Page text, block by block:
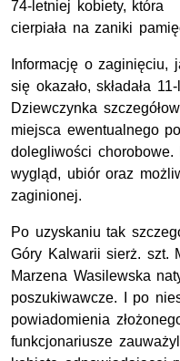
74-letniej kobiety, która
cierpiała na zaniki
Informację o zaginięciu,
się okazało, składała
Dziewczynka
miejsca ewentualnego
dolegliwości chorobowe.
wygląd, ubiór oraz
zaginionej.
Po uzyskaniu tak
Góry Kalwarii sierż. szt.
Marzena Wasilewska
poszukiwawcze. I po
powiadomienia
funkcjonariusze